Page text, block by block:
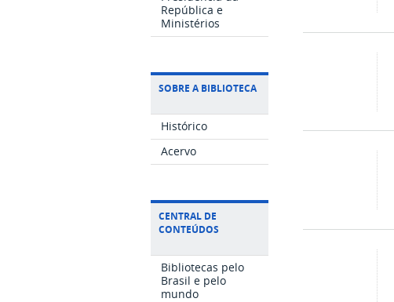
República e
Ministérios
SOBRE A BIBLIOTECA
Histórico
Acervo
CENTRAL DE
CONTEÚDOS
Bibliotecas pelo
Brasil e pelo
mundo